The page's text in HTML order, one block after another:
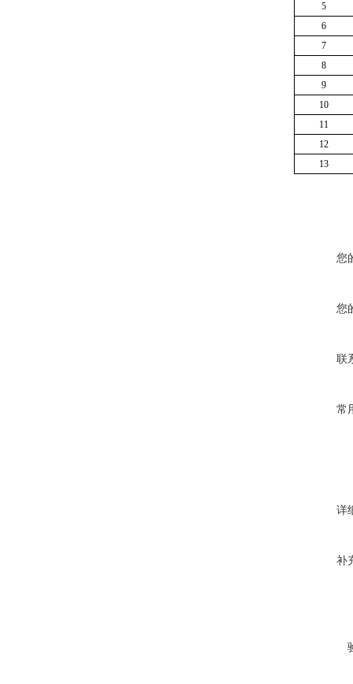
5
6
7
8
9
10
11
12
13
您
您
联
常
详
补